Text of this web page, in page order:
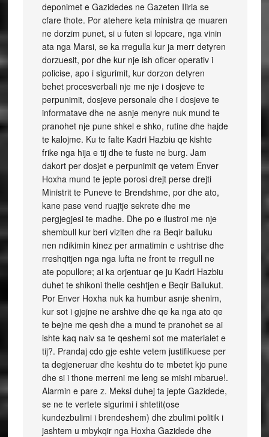
deponimet e Gazidedes ne Gazeten Iliria se
cfare thote. Por atehere keta ministra qe muaren
ne dorzim punet, si u futen si lopcare, nga vinin
ata nga Marsi, se ka rregulla kur ja merr detyren
dorzuesit, por dhe kur nje ish oficer operativ i
policise, apo i sigurimit, kur dorzon detyren
behet procesverbali nje me nje i dosjeve te
perpunimit, dosjeve personale dhe i dosjeve te
informatave dhe ne asnje menyre nuk mund te
pranohet nje pune shkel e shko, rutine dhe hajde
te kalojme. Ku te falte Kadri Hazbiu qe kishte
frike nga hija e tij dhe te fuste ne burg. Jam
dakort per dosjet e perpunimit qe vetem Enver
Hoxha mund te jepte porosi drejt perse drejti
Ministrit te Puneve te Brendshme, por dhe ato,
kane pase vend ruajtje sekrete dhe me
pergjegjesi te madhe. Dhe po e ilustroi me nje
shembull kur beri viziten dhe ra Beqir balluku
nen ndikimin kinez per armatimin e ushtrise dhe
rreshqitjen nga nga lufta ne front te rregull ne
ate popullore; ai ka orjentuar qe ju Kadri Hazbiu
duhet te shikoni thelle ceshtjen e Beqir Ballukut.
Por Enver Hoxha nuk ka humbur asnje shenim,
kur sot i gjejne ne arshive dhe qe ka nga ato qe
te bejne me qesh dhe a mund te pranohet se ai
ishte kaq naiv sa te qeshemi sot me materialet e
tij?. Prandaj cdo gje eshte vetem justifikuese per
ta degjeneruar dhe keshtu do te mbetet kjo pune
dhe si i thone merreni me leng se mishi mbarue!.
Alarmin e pare z. Meksi duhej ta jepte Gazidede,
se ne te vertete sigurimi i shtetit(ose
kundezbulimi i brendeshem) dhe zbulimi politik i
jashtem u mbykqir nga Hoxha Gazidede dhe